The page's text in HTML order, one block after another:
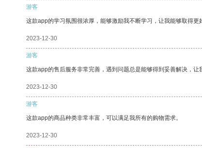
游客
这款app的学习氛围很浓厚，能够激励我不断学习，让我能够取得更
2023-12-30
游客
这款app的售后服务非常完善，遇到问题总是能够得到妥善解决，让
2023-12-30
游客
这款app的商品种类非常丰富，可以满足我所有的购物需求。
2023-12-30